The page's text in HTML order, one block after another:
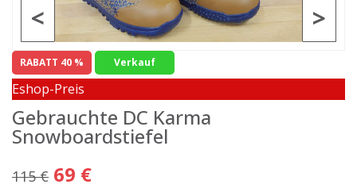
>
<
RABATT 40 % Verkauf
Eshop-Preis
Gebrauchte DC Karma
Snowboardstiefel
115 € 69 €